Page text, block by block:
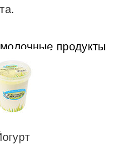
продукты